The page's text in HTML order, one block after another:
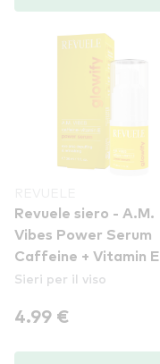
Revuele siero - A.M.
Vibes Power Serum
Caffeine + Vitamin E
Sieri per il viso
4.99 €